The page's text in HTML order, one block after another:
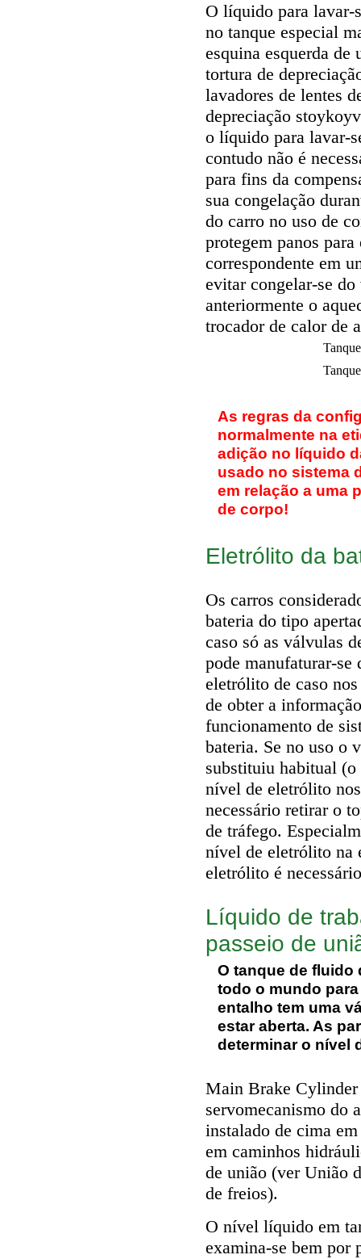
O líquido para lavar-
no tanque especial
esquina esquerda
tortura de
lavadores de lentes
depreciação
o líquido para lavar-
contudo não é
para fins da
sua congelação
do carro no uso de
protegem panos
correspondente em
evitar congelar-se
anteriormente o
trocador de calor de
As regras da
normalmente na
adição no líquido
usado no sistema
em relação a uma
de corpo!
Eletrólito da
Os carros
bateria do tipo
caso só as válvulas
pode manufaturar-
eletrólito de caso
de obter a
funcionamento de
bateria. Se no uso o
substituiu habitual
nível de eletrólito
necessário retirar o
de tráfego.
nível de eletrólito na
eletrólito é
Líquido de
passeio de
O tanque de fluido
todo o mundo
entalho tem uma
estar aberta. As
determinar o nível
Main Brake
servomecanismo do
instalado de cima
em caminhos
de união (ver União
de freios).
O nível líquido em
examina-se bem por